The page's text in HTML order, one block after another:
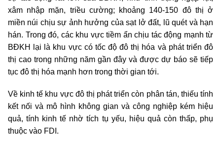
xâm nhập mặn, triều cường; khoảng 140-150 đô thị ở
miền núi chịu sự ảnh hưởng của sạt lở đất, lũ quét và hạn
hán. Trong đó, các khu vực tiềm ẩn chịu tác động mạnh từ
BĐKH lại là khu vực có tốc độ đô thị hóa và phát triển đô
thị cao trong những năm gần đây và được dự báo sẽ tiếp
tục đô thị hóa mạnh hơn trong thời gian tới.
Về kinh tế khu vực đô thị phát triển còn phân tán, thiếu tính
kết nối và mô hình không gian và công nghiệp kém hiệu
quả, tính kinh tế nhờ tích tụ yếu, hiệu quả còn thấp, phụ
thuộc vào FDI.